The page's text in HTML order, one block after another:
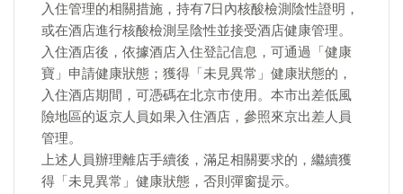
入住管理的相關措施，持有7日內核酸檢測陰性證明，
或在酒店進行核酸檢測呈陰性並接受酒店健康管理。
入住酒店後，依據酒店入住登記信息，可通過「健康
寶」申請健康狀態；獲得「未見異常」健康狀態的，
入住酒店期間，可憑碼在北京市使用。本市出差低風
險地區的返京人員如果入住酒店，參照來京出差人員
管理。
上述人員辦理離店手續後，滿足相關要求的，繼續獲
得「未見異常」健康狀態，否則彈窗提示。